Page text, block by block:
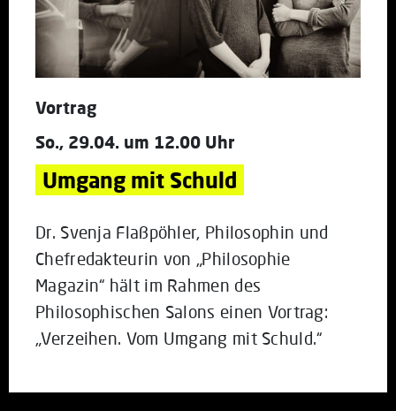
Vortrag
So., 29.04. um 12.00 Uhr
Umgang mit Schuld
Dr. Svenja Flaßpöhler, Philosophin und
Chefredakteurin von „Philosophie
Magazin“ hält im Rahmen des
Philosophischen Salons einen Vortrag:
„Verzeihen. Vom Umgang mit Schuld.“